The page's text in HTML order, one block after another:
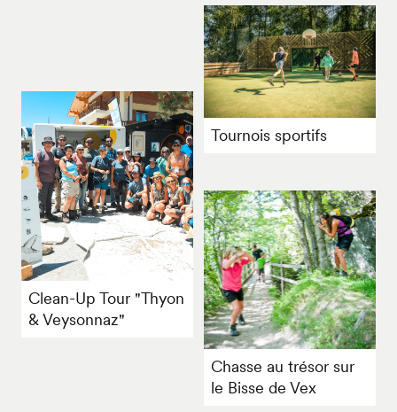
Tournois sportifs
Clean-Up Tour "Thyon
& Veysonnaz"
Chasse au trésor sur
le Bisse de Vex